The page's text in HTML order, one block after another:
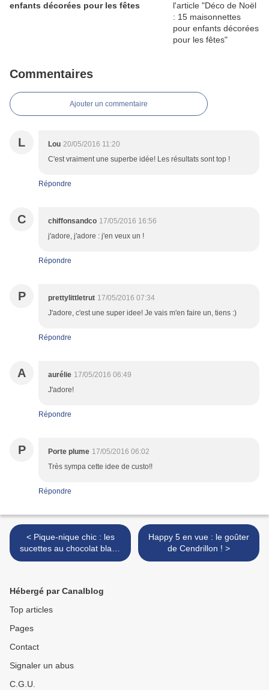
enfants décorées pour les fêtes
Commentaires
Ajouter un commentaire
L Lou 20/05/2016 11:20
C'est vraiment une superbe idée! Les résultats sont top !
Répondre
C chiffonsandco 17/05/2016 16:56
j'adore, j'adore : j'en veux un !
Répondre
P prettylittletrut 17/05/2016 07:34
J'adore, c'est une super idee! Je vais m'en faire un, tiens :)
Répondre
A aurélie 17/05/2016 06:49
J'adore!
Répondre
P Porte plume 17/05/2016 06:02
Très sympa cette idee de custo!!
Répondre
< Pique-nique chic : les
sucettes au chocolat blanc
façon pesto sucré
Happy 5 en vue : le goûter
de Cendrillon ! >
Hébergé par Canalblog
Top articles
Pages
Contact
Signaler un abus
C.G.U.